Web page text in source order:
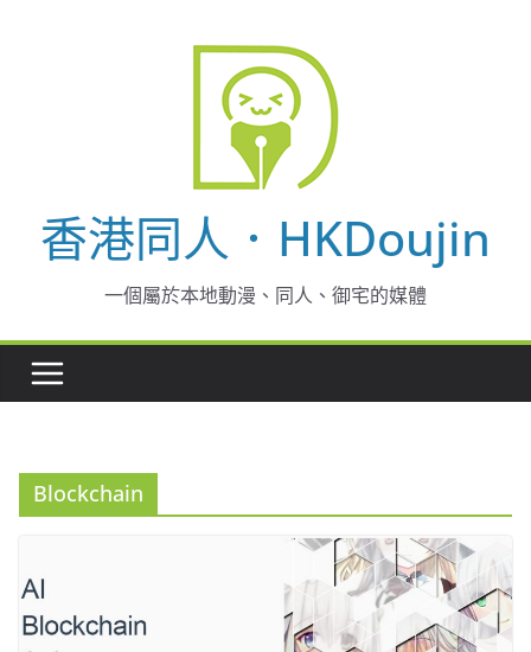
香港同人．HKDoujin
一個屬於本地動漫、同人、御宅的媒體
Blockchain